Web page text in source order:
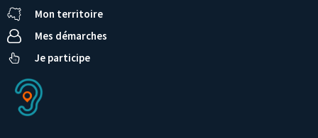
Mon territoire
Mes démarches
Je participe